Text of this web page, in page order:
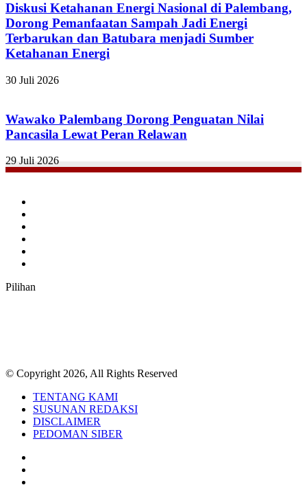
Diskusi Ketahanan Energi Nasional di Palembang,
Dorong Pemanfaatan Sampah Jadi Energi
Terbarukan dan Batubara menjadi Sumber
Ketahanan Energi
30 Juli 2026
Wawako Palembang Dorong Penguatan Nilai
Pancasila Lewat Peran Relawan
29 Juli 2026
Pilihan
© Copyright 2026, All Rights Reserved
TENTANG KAMI
SUSUNAN REDAKSI
DISCLAIMER
PEDOMAN SIBER